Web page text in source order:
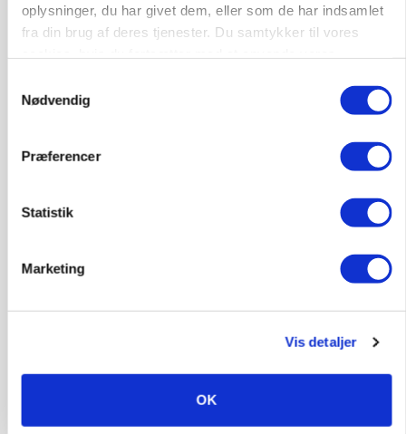
oplysninger, du har givet dem, eller som de har indsamlet
fra din brug af deres tjenester. Du samtykker til vores
Nødvendig
Præferencer
Statistik
Marketing
Vis detaljer
OK
»Nu stopper I«: Landbrugsdebattør og
protestgruppe vil demonstrere mod ny
Snart kan man søge tilskud til naturprojekter